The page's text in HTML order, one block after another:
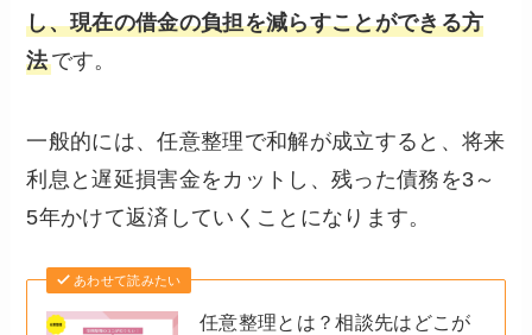
し、現在の借金の負担を減らすことができる方
法です。
一般的には、任意整理で和解が成立すると、将来
利息と遅延損害金をカットし、残った債務を3～
5年かけて返済していくことになります。
あわせて読みたい
任意整理とは？相談先はどこが